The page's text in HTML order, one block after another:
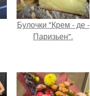
Булочки "Крем - де -
Паризьен".